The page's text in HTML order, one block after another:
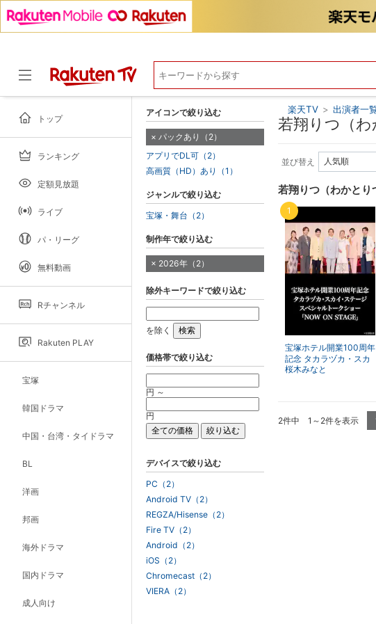
トップ
ランキング
定額見放題
ライブ
パ・リーグ
無料動画
Rチャンネル
Rakuten PLAY
宝塚
韓国ドラマ
中国・台湾・タイドラマ
BL
洋画
邦画
海外ドラマ
国内ドラマ
成人向け
楽天TV > 出演者一
若翔りつ（わ
並び替え
若翔りつ（わかとり
宝塚ホテル開業100周年
記念 タカラヅカ・スカ
イ・ステージ スペシャ
桜木みなと
1
2件中 1～2件を表示
アイコンで絞り込む
パックあり（2）
アプリでDL可（2）
高画質（HD）あり（1）
ジャンルで絞り込む
宝塚・舞台（2）
制作年で絞り込む
2026年（2）
除外キーワードで絞り込む
を除く
価格帯で絞り込む
円 ～
円
デバイスで絞り込む
PC（2）
Android TV（2）
REGZA/Hisense（2）
Fire TV（2）
Android（2）
iOS（2）
Chromecast（2）
VIERA（2）